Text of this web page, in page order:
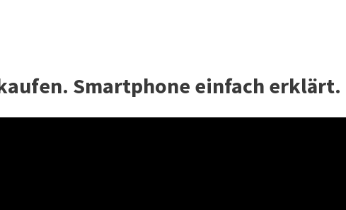
Smartphone einfach erklärt.